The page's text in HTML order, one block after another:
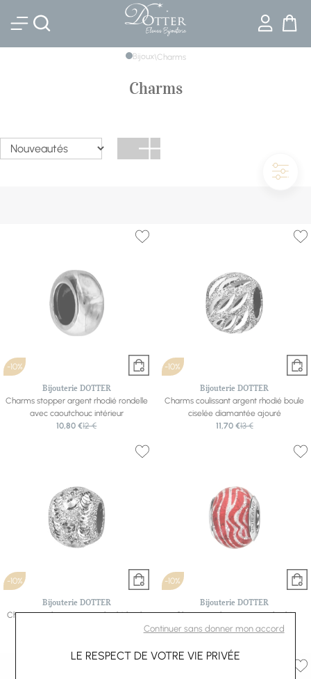
Continuer sans donner mon accord
LE RESPECT DE VOTRE VIE PRIVÉE
Bijouterie DOTTER
Bijoux\Charms
Charms
-10%
Bijouterie DOTTER
Charms stopper argent rhodié rondelle
avec caoutchouc intérieur
10,80 €12 €
-10%
Bijouterie DOTTER
Charms coulissant argent rhodié boule
ciselée diamantée ajouré
11,70 €13 €
-10%
Bijouterie DOTTER
Charms coulissant argent rhodié boule
-10%
Bijouterie DOTTER
Charms coulissant argent rhodié
murano véritable rouge rayures